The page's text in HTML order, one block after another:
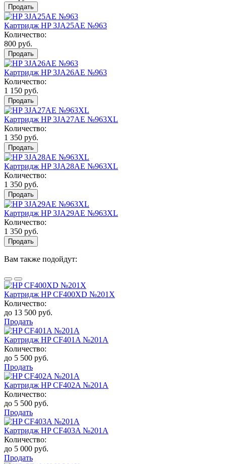
Продать
Картридж HP 3JA25AE №963
Количество:
800 руб.
Продать
Картридж HP 3JA26AE №963
Количество:
1 150 руб.
Продать
Картридж HP 3JA27AE №963XL
Количество:
1 350 руб.
Продать
Картридж HP 3JA28AE №963XL
Количество:
1 350 руб.
Продать
Картридж HP 3JA29AE №963XL
Количество:
1 350 руб.
Продать
Вам также подойдут:
Картридж HP CF400XD №201X
Количество:
до 13 500 руб.
Продать
Картридж HP CF401A №201A
Количество:
до 5 500 руб.
Продать
Картридж HP CF402A №201A
Количество:
до 5 500 руб.
Продать
Картридж HP CF403A №201A
Количество:
до 5 000 руб.
Продать